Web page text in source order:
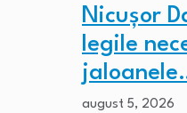
Nicușor
legile
august 5, 2026